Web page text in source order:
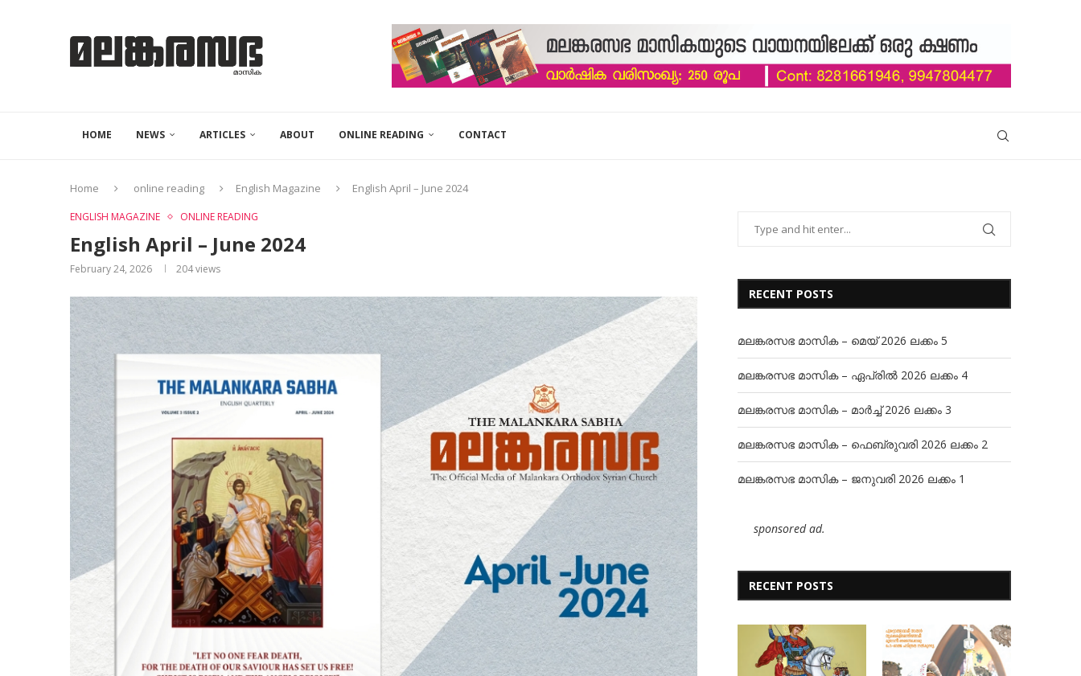
HOME NEWS ARTICLES ABOUT ONLINE READING CONTACT
Home online reading English Magazine English April – June 2024
ENGLISH MAGAZINE ONLINE READING
English April – June 2024
February 24, 2026 204views
RECENT POSTS
മലങ്കരസഭ മാസിക – മെയ് 2026 ലക്കം 5
മലങ്കരസഭ മാസിക – ഏപ്രിൽ 2026 ലക്കം 4
മലങ്കരസഭ മാസിക – മാർച്ച് 2026 ലക്കം 3
മലങ്കരസഭ മാസിക – ഫെബ്രുവരി 2026 ലക്കം 2
മലങ്കരസഭ മാസിക – ജനുവരി 2026 ലക്കം 1
sponsored ad.
RECENT POSTS